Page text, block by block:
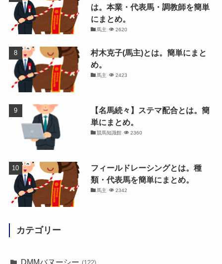
は。本業・代表馬・調教師を簡単
にまとめ。
馬主 2620
村木克子(馬主)とは。簡単にまと
め。
馬主 2423
【名馬続々】ステマ配合とは。簡
単にまとめ。
競馬知識館 2360
フィールドレーシングとは。種
類・代表馬を簡単にまとめ。
馬主 2342
カテゴリー
DMMバヌーシー